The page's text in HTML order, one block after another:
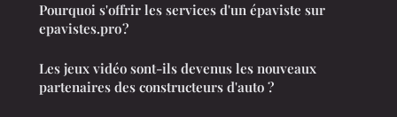
Pourquoi s'offrir les services d'un épaviste sur
epavistes.pro ?
Les jeux vidéo sont-ils devenus les nouveaux
partenaires des constructeurs d'auto ?